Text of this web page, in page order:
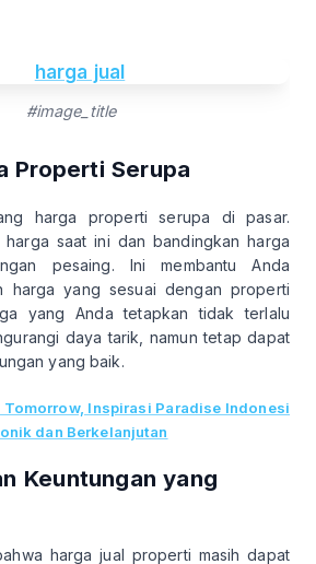
#image_title
Properti Serupa
harga properti serupa di pasar.
harga saat ini dan bandingkan harga
pesaing. Ini membantu Anda
harga yang sesuai dengan properti
yang Anda tetapkan tidak terlalu
daya tarik, namun tetap dapat
yang baik.
Inspirasi Paradise Indonesi
dan Berkelanjutan
Keuntungan yang
harga jual properti masih dapat